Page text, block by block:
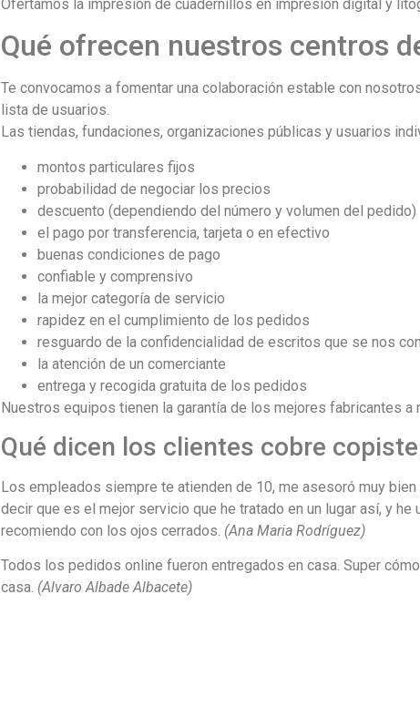
Ofertamos la impresión de cuadernillos en impresión digital y
Qué ofrecen nuestros centros
Te convocamos a fomentar una colaboración estable con
lista de usuarios.
Las tiendas, fundaciones, organizaciones públicas y usuarios
montos particulares fijos
probabilidad de negociar los precios
descuento (dependiendo del número y volumen del pedido)
el pago por transferencia, tarjeta o en efectivo
buenas condiciones de pago
confiable y comprensivo
la mejor categoría de servicio
rapidez en el cumplimiento de los pedidos
resguardo de la confidencialidad de escritos que se nos
la atención de un comerciante
entrega y recogida gratuita de los pedidos
Nuestros equipos tienen la garantía de los mejores fabricantes a
Qué dicen los clientes cobre
Los empleados siempre te atienden de 10, me asesoró muy
decir que es el mejor servicio que he tratado en un lugar así, y
recomiendo con los ojos cerrados. (Ana Maria Rodríguez)
Todos los pedidos online fueron entregados en casa. Super
casa. (Alvaro Albade Albacete)